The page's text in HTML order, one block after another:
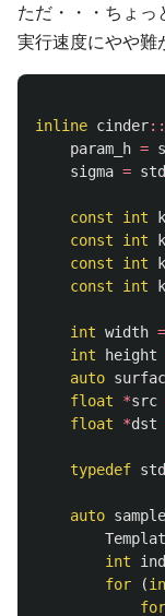
ただ・・・ちょっ
実行速度にやや難
inline cinder::
param_h =
sigma = std
const int
const
int
const
int
const
int
int width =
int
height
auto
float
*src
float
*dst
typedef std
auto
int
for
(
for